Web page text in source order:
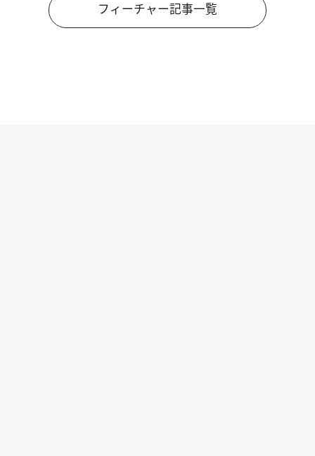
フィーチャー記事一覧